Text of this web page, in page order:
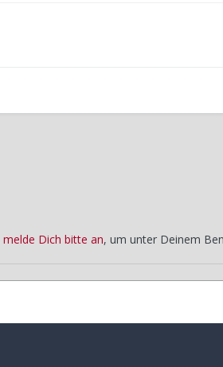
melde Dich bitte an, um unter Deinem